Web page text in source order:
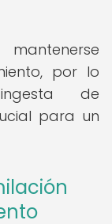
por lo
de
para un